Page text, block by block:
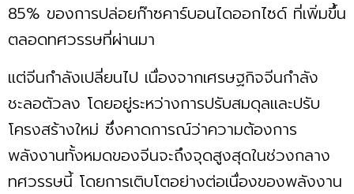
85% ของการปล่อยก๊าซคาร์บอนไดออกไซด์ ที่เพิ่มขึ้น
ตลอดทศวรรษที่ผ่านมา
แต่จีนกำลังเปลี่ยนไป เนื่องจากเศรษฐกิจจีนกำลัง
ชะลอตัวลง โดยอยู่ระหว่างการปรับสมดุลและปรับ
โครงสร้างใหม่ ซึ่งคาดการณ์ว่าความต้องการ
พลังงานทั้งหมดของจีนจะถึงจุดสูงสุดในช่วงกลาง
ทศวรรษนี้ โดยการเติบโตอย่างต่อเนื่องของพลังงาน